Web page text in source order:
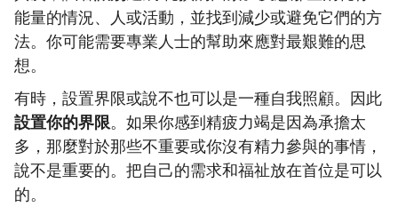
能量的情況、人或活動，並找到減少或避免它們的方
法。你可能需要專業人士的幫助來應對最艱難的思
想。
有時，設置界限或說不也可以是一種自我照顧。因此
設置你的界限。如果你感到精疲力竭是因為承擔太
多，那麼對於那些不重要或你沒有精力參與的事情，
說不是重要的。把自己的需求和福祉放在首位是可以
的。